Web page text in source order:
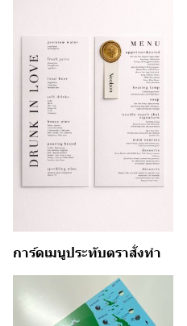
การ์ดเมนูประทับตราสั่งทำ